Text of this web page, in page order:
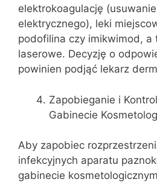
elektrokoagulację
elektrycznego), leki
podofilina czy imikwimod, a
laserowe. Decyzję o
powinien podjąć lekarz
Zapobieganie i
Gabinecie
Aby zapobiec
infekcyjnych aparatu
gabinecie